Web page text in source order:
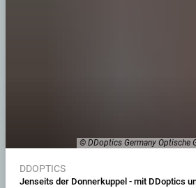
© DDoptics Germany Optische
DDOPTICS
Jenseits der Donnerkuppel - mit DDoptics